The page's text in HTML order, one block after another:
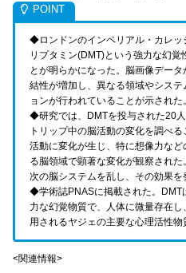
◆ロンドンのインペリアル・カレッ
リプタミン(DMT)という強力な幻覚
とが明らかになった。脳画像デー
結性が増加し、異なる領域やシス
ョンが行われていることが示された。
◆研究では、DMTを投与された20人
トリップ中の脳活動の変化を調べ
活動に変化が生じ、特に想像力な
る脳領域で顕著な変化が観察され
次の脳システムを乱し、その効果を
◆学術誌PNASに掲載された。DMT
力な幻覚物質で、人体に微量存在
用されるヤジェの主要な心理活性物
<関連情報>